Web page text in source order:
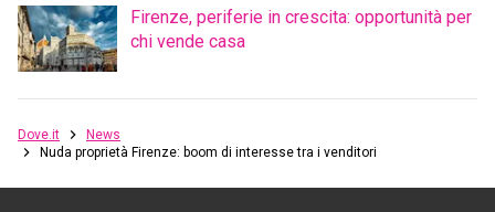
Firenze, periferie in crescita: opportunità per
chi vende casa
Dove.it
News
Nuda proprietà Firenze: boom di interesse tra i venditori